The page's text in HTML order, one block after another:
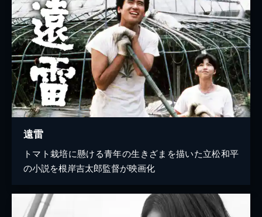
遠雷
トマト栽培に懸ける青年の生きざまを描いた立松和平
の小説を根岸吉太郎監督が映画化